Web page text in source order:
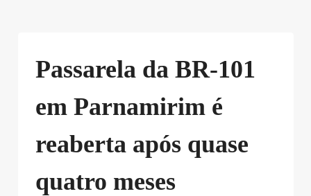
Passarela da BR-101
em Parnamirim é
reaberta após quase
quatro meses